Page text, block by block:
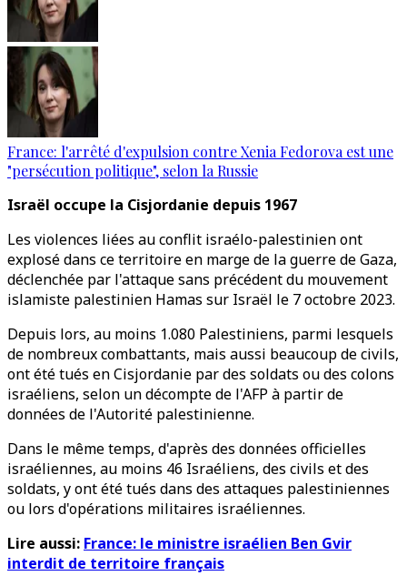
France: l'arrêté d'expulsion contre Xenia Fedorova est une
"persécution politique", selon la Russie
Israël occupe la Cisjordanie depuis 1967
Les violences liées au conflit israélo-palestinien ont
explosé dans ce territoire en marge de la guerre de Gaza,
déclenchée par l'attaque sans précédent du mouvement
islamiste palestinien Hamas sur Israël le 7 octobre 2023.
Depuis lors, au moins 1.080 Palestiniens, parmi lesquels
de nombreux combattants, mais aussi beaucoup de civils,
ont été tués en Cisjordanie par des soldats ou des colons
israéliens, selon un décompte de l'AFP à partir de
données de l'Autorité palestinienne.
Dans le même temps, d'après des données officielles
israéliennes, au moins 46 Israéliens, des civils et des
soldats, y ont été tués dans des attaques palestiniennes
ou lors d'opérations militaires israéliennes.
Lire aussi: France: le ministre israélien Ben Gvir
interdit de territoire français